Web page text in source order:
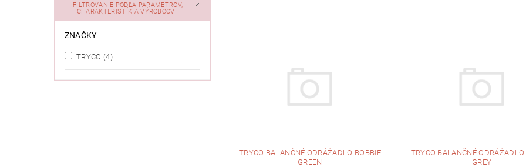
FILTROVANIE PODĽA PARAMETROV,
CHARAKTERISTÍK A VÝROBCOV
ZNAČKY
TRYCO (4)
TRYCO BALANČNÉ ODRÁŽADLO BOBBIE
GREEN
TRYCO BALANČNÉ ODRÁŽADLO
GREY